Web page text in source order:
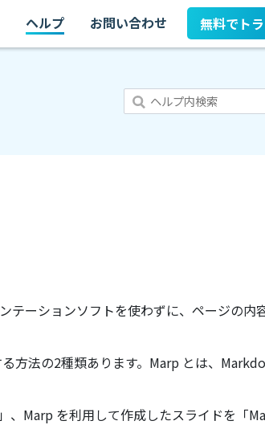
ヘルプ お問い合わせ 無料でト
テーションソフトを使わずに、ページの内
window)
方法の2種類あります。Marp とは、
、Marp を利用して作成したスライドを「